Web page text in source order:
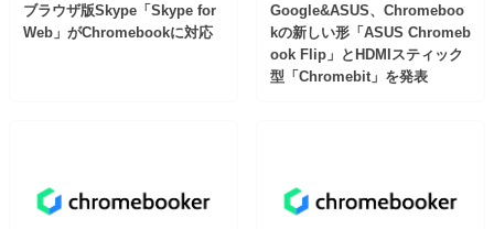
ブラウザ版Skype「Skype for
Web」がChromebookに対応
Google&ASUS、Chromeboo
kの新しい形「ASUS Chromeb
ook Flip」とHDMIスティック
型「Chromebit」を発表